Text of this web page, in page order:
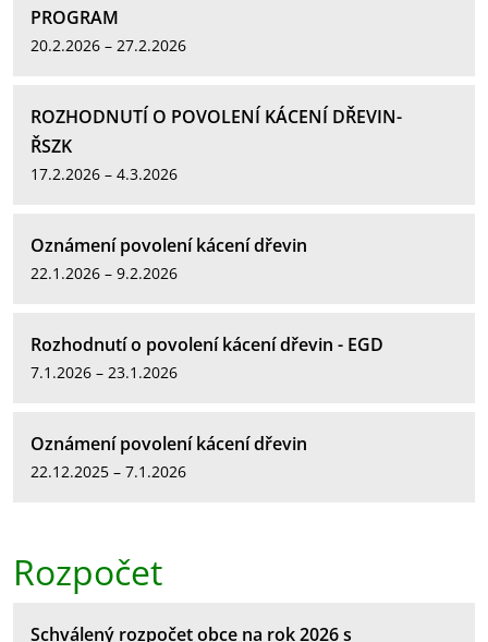
PROGRAM
20.2.2026 – 27.2.2026
ROZHODNUTÍ O POVOLENÍ KÁCENÍ DŘEVIN-
ŘSZK
17.2.2026 – 4.3.2026
Oznámení povolení kácení dřevin
22.1.2026 – 9.2.2026
Rozhodnutí o povolení kácení dřevin - EGD
7.1.2026 – 23.1.2026
Oznámení povolení kácení dřevin
22.12.2025 – 7.1.2026
Rozpočet
Schválený rozpočet obce na rok 2026 s